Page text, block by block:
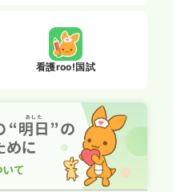
看護roo!国試